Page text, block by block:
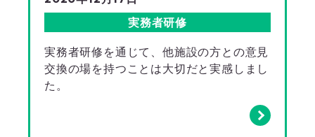
実務者研修
実務者研修を通じて、他施設の方との意見
交換の場を持つことは大切だと実感しまし
た。